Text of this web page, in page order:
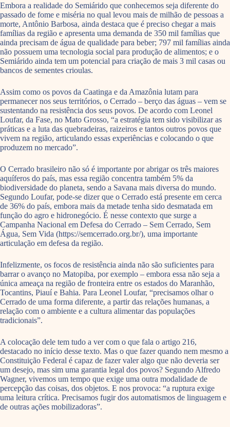
Embora a realidade do Semiárido que conhecemos seja diferente do
passado de fome e miséria no qual levou mais de milhão de pessoas a
morte, Antônio Barbosa, ainda destaca que é preciso chegar a mais
famílias da região e apresenta uma demanda de 350 mil famílias que
ainda precisam de água de qualidade para beber; 797 mil famílias ainda
não possuem uma tecnologia social para produção de alimentos; e o
Semiárido ainda tem um potencial para criação de mais 3 mil casas ou
bancos de sementes crioulas.
Assim como os povos da Caatinga e da Amazônia lutam para
permanecer nos seus territórios, o Cerrado – berço das águas – vem se
sustentando na resistência dos seus povos. De acordo com Leonel
Loufar, da Fase, no Mato Grosso, “a estratégia tem sido visibilizar as
práticas e a luta das quebradeiras, raizeiros e tantos outros povos que
vivem na região, articulando essas experiências e colocando o que
produzem no mercado”.
O Cerrado brasileiro não só é importante por abrigar os três maiores
aquíferos do país, mas essa região concentra também 5% da
biodiversidade do planeta, sendo a Savana mais diversa do mundo.
Segundo Loufar, pode-se dizer que o Cerrado está presente em cerca
de 36% do país, embora mais da metade tenha sido desmatada em
função do agro e hidronegócio. É nesse contexto que surge a
Campanha Nacional em Defesa do Cerrado – Sem Cerrado, Sem
Água, Sem Vida (https://semcerrado.org.br/), uma importante
articulação em defesa da região.
Infelizmente, os focos de resistência ainda não são suficientes para
barrar o avanço no Matopiba, por exemplo – embora essa não seja a
única ameaça na região de fronteira entre os estados do Maranhão,
Tocantins, Piauí e Bahia. Para Leonel Loufar, “precisamos olhar o
Cerrado de uma forma diferente, a partir das relações humanas, a
relação com o ambiente e a cultura alimentar das populações
tradicionais”.
A colocação dele tem tudo a ver com o que fala o artigo 216,
destacado no início desse texto. Mas o que fazer quando nem mesmo a
Constituição Federal é capaz de fazer valer algo que não deveria ser
um desejo, mas sim uma garantia legal dos povos? Segundo Alfredo
Wagner, vivemos um tempo que exige uma outra modalidade de
percepção das coisas, dos objetos. E nos provoca: “a ruptura exige
uma leitura crítica. Precisamos fugir dos automatismos de linguagem e
de outras ações mobilizadoras”.